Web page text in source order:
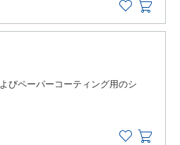
びペーパーコーティング用のシ